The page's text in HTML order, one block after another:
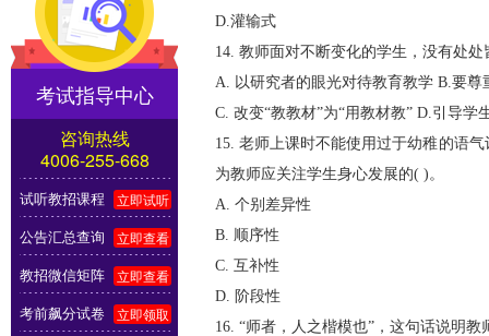
D.灌输式
14. 教师面对不断变化的学生，没有处
A. 以研究者的眼光对待教育教学 B.要尊
C. 改变“教教材”为“用教材教” D.引导学
15. 老师上课时不能使用过于幼稚的语
为教师应关注学生身心发展的( )。
A. 个别差异性
B. 顺序性
C. 互补性
D. 阶段性
16. “师者，人之楷模也”，这句话说明教
考试指导中心
咨询热线
4006-255-668
试听教招课程 立即试听
公告汇总查询 立即查看
教招微信矩阵 立即查看
考前飙分试卷 立即领取